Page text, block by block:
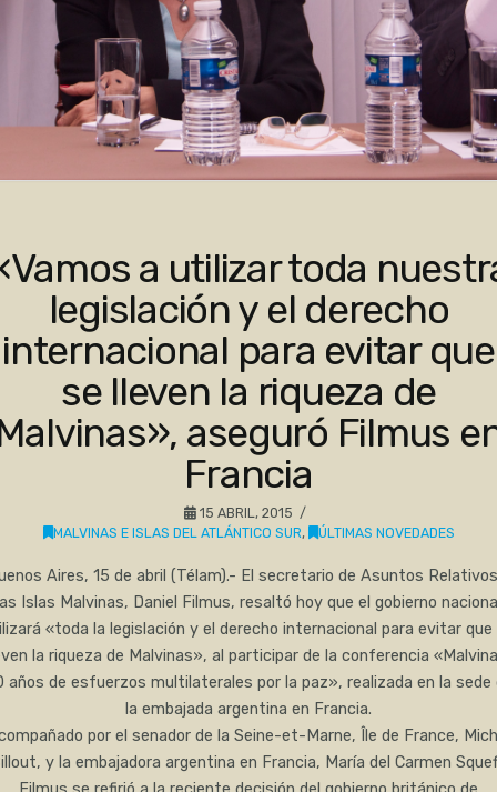
a utilizar toda
legislación y el derecho
internacional para evitar que
se lleven la riqueza de
aseguró Filmus
Francia
15 ABRIL, 2015
MALVINAS E ISLAS DEL ATLÁNTICO SUR, ÚLTIMAS NOVEDADES
Aires, 15 de abril (Télam).- El secretario de Asuntos
las Islas Malvinas, Daniel Filmus, resaltó hoy que el gobierno nacional
«toda la legislación y el derecho internacional para evitar que
la riqueza de Malvinas», al participar de la conferencia
años de esfuerzos multilaterales por la paz», realizada en la sede
la embajada argentina en Francia.
por el senador de la Seine-et-Marne, Île de France,
y la embajadora argentina en Francia, María del Carmen